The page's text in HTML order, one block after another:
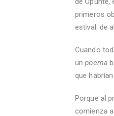
primeros
estival: de
Cuando
unpoema
que
Porque al
comienza